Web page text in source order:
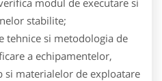
stabilite;
tehnice si metodologia de
a echipamentelor,
si materialelor de exploatare